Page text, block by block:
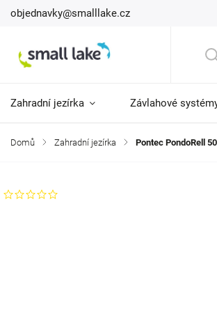
objednavky@smalllake.cz
Zahradní jezírka Závlahové
Domů / Zahradní jezírka / Pontec PondoRell